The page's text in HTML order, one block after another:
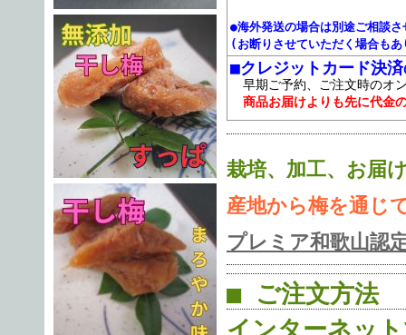
●海外発送の場合は別途ご相談さ
(お断りさせていただく場合も
■クレジットカード決
早期ご予約、ご注文時のオ
商品お届けよりも先に代金
栽培、加工、お届
産地から梅を通じ
プレミア和歌山認
■ ご注文方法
インターネッ